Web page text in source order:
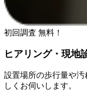
初回調査 無料！
ヒアリング・現地
設置場所の歩行量や
しくお伺いします。